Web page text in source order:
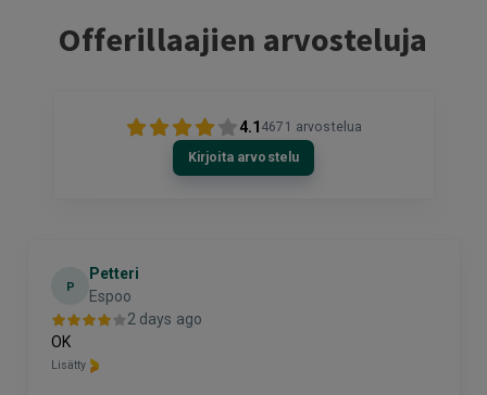
Offerillaajien arvosteluja
4.1 4671 arvostelua
Kirjoita arvostelu
P
Petteri
Espoo
2 days ago
OK
Lisätty